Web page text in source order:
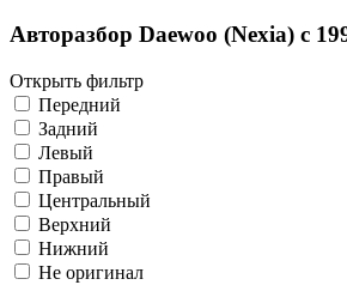
Авторазбор Daewoo (Nexia) с
Открыть фильтр
Передний
Задний
Левый
Правый
Центральный
Верхний
Нижний
Не оригинал